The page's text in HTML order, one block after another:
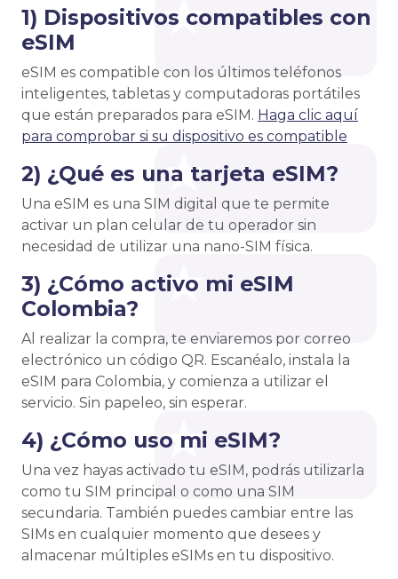
1) Dispositivos compatibles con
eSIM
eSIM es compatible con los últimos teléfonos
inteligentes, tabletas y computadoras portátiles
que están preparados para eSIM. Haga clic aquí
para comprobar si su dispositivo es compatible
2) ¿Qué es una tarjeta eSIM?
Una eSIM es una SIM digital que te permite
activar un plan celular de tu operador sin
necesidad de utilizar una nano-SIM física.
3) ¿Cómo activo mi eSIM
Colombia?
Al realizar la compra, te enviaremos por correo
electrónico un código QR. Escanéalo, instala la
eSIM para Colombia, y comienza a utilizar el
servicio. Sin papeleo, sin esperar.
4) ¿Cómo uso mi eSIM?
Una vez hayas activado tu eSIM, podrás utilizarla
como tu SIM principal o como una SIM
secundaria. También puedes cambiar entre las
SIMs en cualquier momento que desees y
almacenar múltiples eSIMs en tu dispositivo.